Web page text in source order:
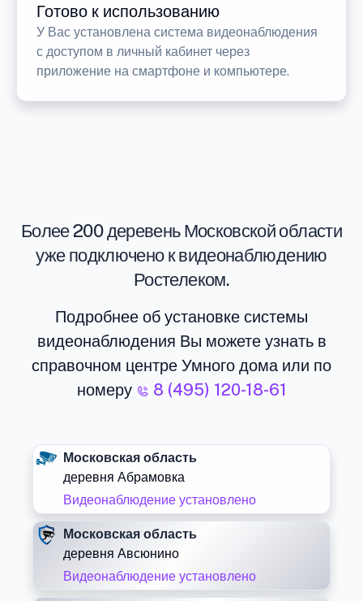
Готово к использованию
У Вас установлена система видеонаблюдения
с доступом в личный кабинет через
приложение на смартфоне и компьютере.
Более 200 деревень Московской области
уже подключено к видеонаблюдению
Ростелеком.
Подробнее об установке системы
видеонаблюдения Вы можете узнать в
справочном центре Умного дома или по
номеру
8 (495) 120-18-61
Московская область
деревня Абрамовка
Видеонаблюдение установлено
Московская область
деревня Авсюнино
Видеонаблюдение установлено